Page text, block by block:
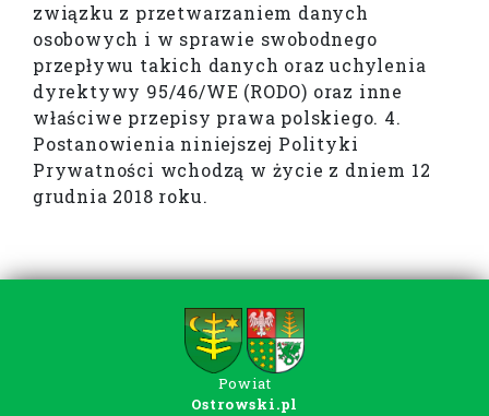
związku z przetwarzaniem danych
osobowych i w sprawie swobodnego
przepływu takich danych oraz uchylenia
dyrektywy 95/46/WE (RODO) oraz inne
właściwe przepisy prawa polskiego. 4.
Postanowienia niniejszej Polityki
Prywatności wchodzą w życie z dniem 12
grudnia 2018 roku.
Powiat
Ostrowski.pl